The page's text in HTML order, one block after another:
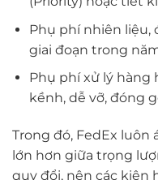
Phụ phí nhiên
giai đoạn trong
Phụ phí xử lý hàng
kềnh, dễ vỡ, đóng
Trong đó, FedEx
lớn hơn giữa trọng
quy đổi, nên các